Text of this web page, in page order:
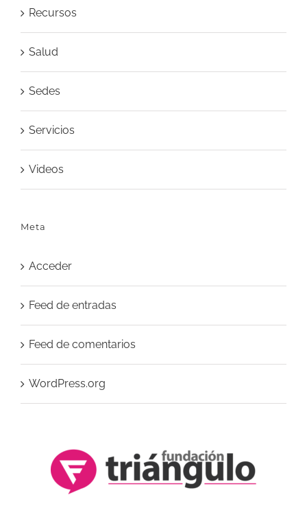
Recursos
Salud
Sedes
Servicios
Videos
Meta
Acceder
Feed de entradas
Feed de comentarios
WordPress.org